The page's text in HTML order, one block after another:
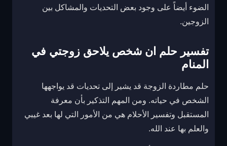
الضوء أيضاً على وجود بعض التحديات والمشاكل بين
الزوجين.
تفسير حلم ان شخص يلاحق زوجتي في
المنام
حلم مطاردة الزوجة قد يشير إلى تحديات قد يواجهها
الشخص في حياته. ومن المهم التذكير بأن معرفة
المستقبل وتفسير الأحلام هي من الأمور التي لها بعد غيبي
والعلم بها عند الله.